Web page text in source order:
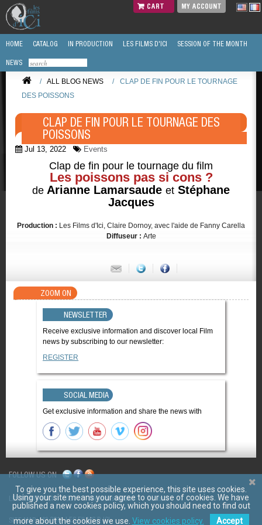
CART MY ACCOUNT
HOME CATALOG IN PRODUCTION LES FILMS D'ICI SESSION OF THE MONTH
NEWS
/ ALL BLOG NEWS /
CLAP DE FIN POUR LE TOURNAGE
DES POISSONS
CLAP DE FIN POUR LE TOURNAGE DES
POISSONS
Jul 13, 2022 Events
Clap de fin pour le tournage du film
Les poissons pas si cons ?
de Arianne Lamarsaude et Stéphane
Jacques
Production : Les Films d'Ici, Claire Dornoy, avec l'aide de Fanny Carella
Diffuseur : Arte
ZOOM ON
NEWSLETTER
Receive exclusive information and discover local Film
news by subscribing to our newsletter:
REGISTER
SOCIAL MEDIA
Get exclusive information and share the news with
FOLLOW US ON
LES FILMS D'ICI CGV Mentions légales Contact
SITE MAP © 2011 LES FILMS D ICI
To give you the best possible experience, this site uses cookies.
Using your site means your agree to our use of cookies. We have
published a new cookies policy, which you should need to find out
more about the cookies we use. View cookies policy. Accept